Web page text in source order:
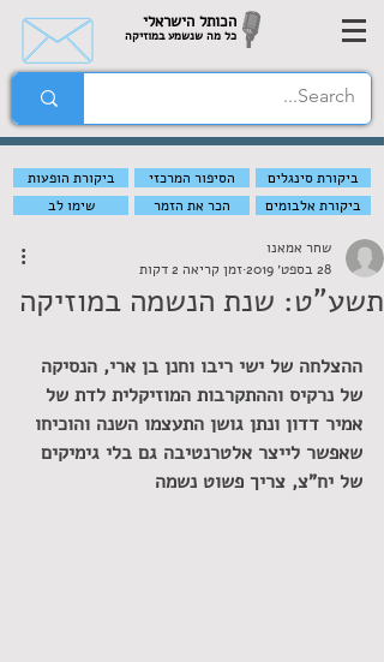
הכותל הישראלי
כל מה שנשמע במוזיקה
ביקורת הופעות הסיפור המרכזי
ביקורת סינגלים
שימו לב
הכר את הזמר ביקורת אלבומים
תשע"ט: שנת הנשמה במוזיקה
שחר אמאנו
28 בספט׳ 2019
זמן קריאה 2 דקות
ההצלחה של ישי ריבו וחנן בן ארי, הנסיקה
של נרקיס וההתקרבות המוזיקלית לדת של
אמיר דדון ונתן גושן התעצמו השנה והוכיחו
שאפשר לייצר אלטרנטיבה גם בלי גימיקים
של יח"צ, צריך פשוט נשמה